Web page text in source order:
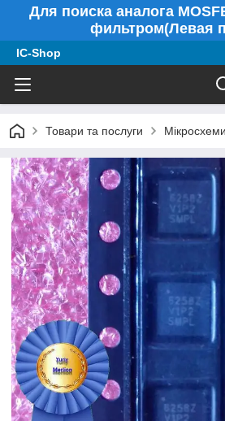
Для поиска аналога
фильтром(Левая
IC-Shop
Товари та послуги Мікросхеми